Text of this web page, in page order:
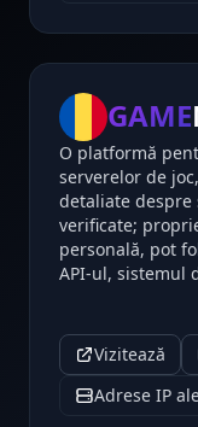
GAME
O platformă
serverelor de
detaliate despre
verificate;
personală, pot
API-ul, sistemul
Vizitează
Adrese IP